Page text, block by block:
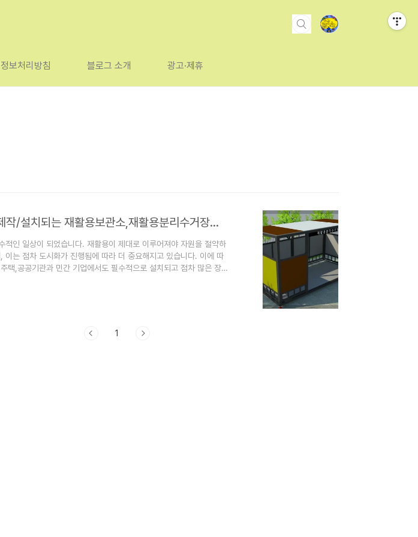
보처리방침 블로그 소개 광고·제휴
조립식 모듈 방식으로 제작/설치되는 재활용보관소,재활용분리수거장의 장점
적인 일상이 되었습니다. 재활용이 제대로 이루어져야 자원을 절약하
이는 점차 도시화가 진행됨에 따라 더 중요해지고 있습니다. 이에 따
택,공공기관과 민간 기업에서도 필수적으로 설치되고 점차 많은 장
있는지 알아보겠습니다.1. 조립식 재활용 분리수거장이란?조립식
1